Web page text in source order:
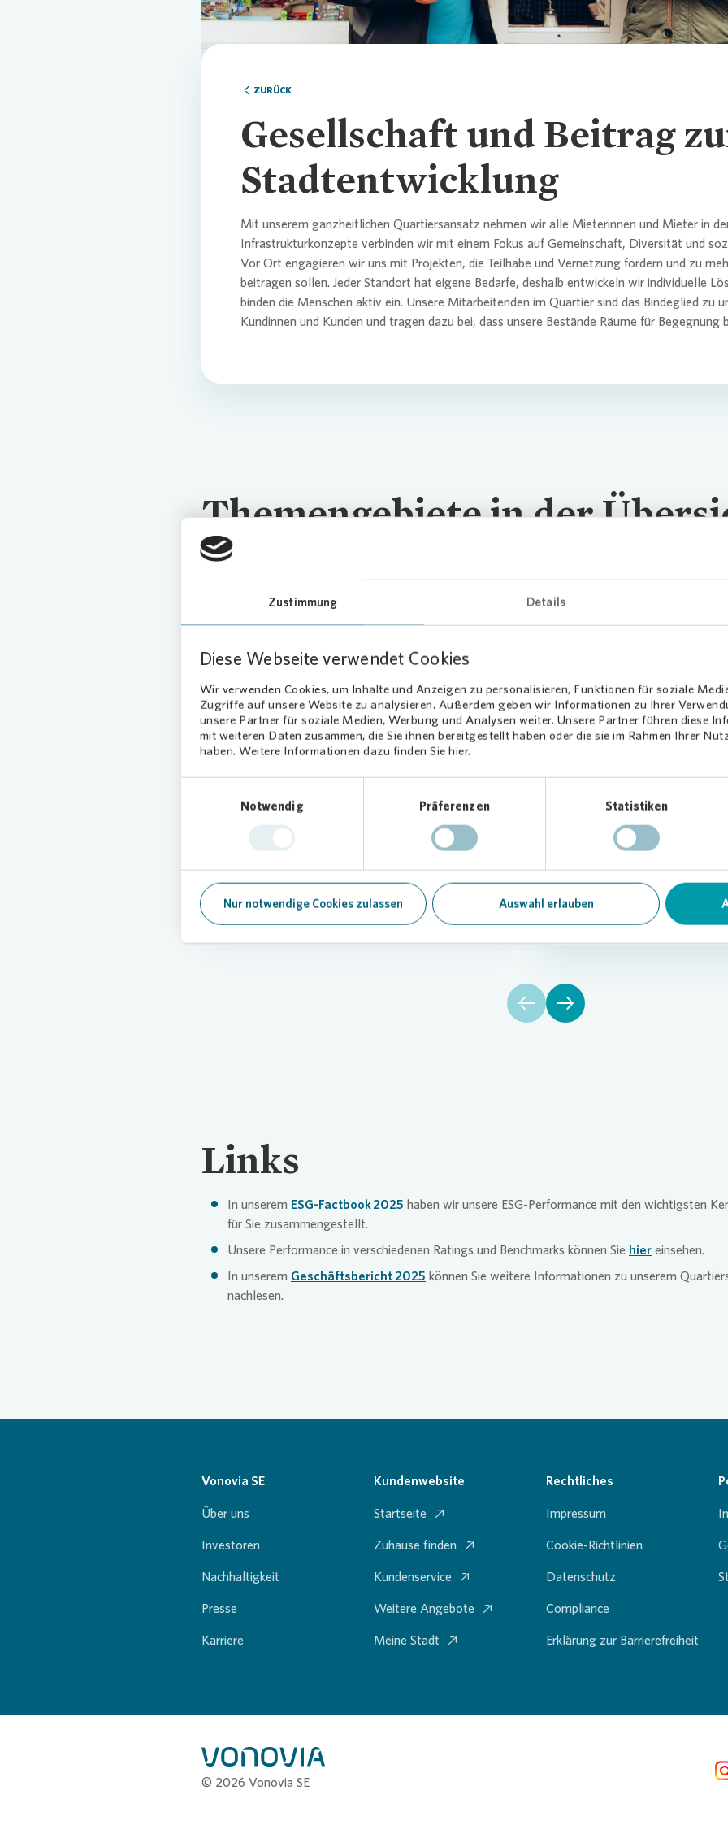
Zustimmung Details
Diese Webseite verwendet Cookies
Wir verwenden Cookies, um Inhalte und Anzeigen zu personalisieren, Funktionen für soziale
Zugriffe auf unsere Website zu analysieren. Außerdem geben wir Informationen zu Ihrer
unsere Partner für soziale Medien, Werbung und Analysen weiter. Unsere Partner führen diese
mit weiteren Daten zusammen, die Sie ihnen bereitgestellt haben oder die sie im Rahmen Ihrer
haben. Weitere Informationen dazu finden Sie hier.
Notwendig
Präferenzen Statistiken
Nur notwendige Cookies zulassen Auswahl erlauben
Historie
Commitments und Richtlinien
Creditor Relations
Nachhaltigkeit / ESG
SASB
CDP
Bericht
News & Publikationen
Analyst
Finanzkalender & Kontakt
Pressemitteilungen
Infografiken
FAQ
Kultur
Ansprechpartner
ZURÜCK
Gesellschaft und Beitrag
Stadtentwicklung
Mit unserem ganzheitlichen Quartiersansatz nehmen wir alle Mieterinnen und Mieter in
Infrastrukturkonzepte verbinden wir mit einem Fokus auf Gemeinschaft, Diversität und
Vor Ort engagieren wir uns mit Projekten, die Teilhabe und Vernetzung fördern und zu
beitragen sollen. Jeder Standort hat eigene Bedarfe, deshalb entwickeln wir individuelle
binden die Menschen aktiv ein. Unsere Mitarbeitenden im Quartier sind das Bindeglied zu
Kundinnen und Kunden und tragen dazu bei, dass unsere Bestände Räume für Begegnung
Themengebiete in der
Loading...
Zeitgemäße Quartiersinfrastruktur
fördert moderne Infrastruktur, die den
Zugang zu Betreuung, Sport und Bildung für unsere
Mieterschaft und Bewohner im Quartier verbessert.
Mehr erfahren
Mobilität
kooperiert mit Sharing-
emissionsarme Fortbewegung
zu realisieren.
Links
In unserem ESG-Factbook 2025 haben wir unsere ESG-Performance mit den wichtigsten
für Sie zusammengestellt.
Unsere Performance in verschiedenen Ratings und Benchmarks können Sie hier einsehen.
In unserem Geschäftsbericht 2025 können Sie weitere Informationen zu unserem
nachlesen.
Vonovia SE
Über uns
Investoren
Nachhaltigkeit
Presse
Karriere
Kundenwebsite
Startseite
Zuhause finden
Kundenservice
Weitere Angebote
Meine Stadt
Rechtliches
Impressum
Cookie-Richtlinien
Datenschutz
Compliance
Erklärung zur Barrierefreiheit
© 2026 Vonovia SE